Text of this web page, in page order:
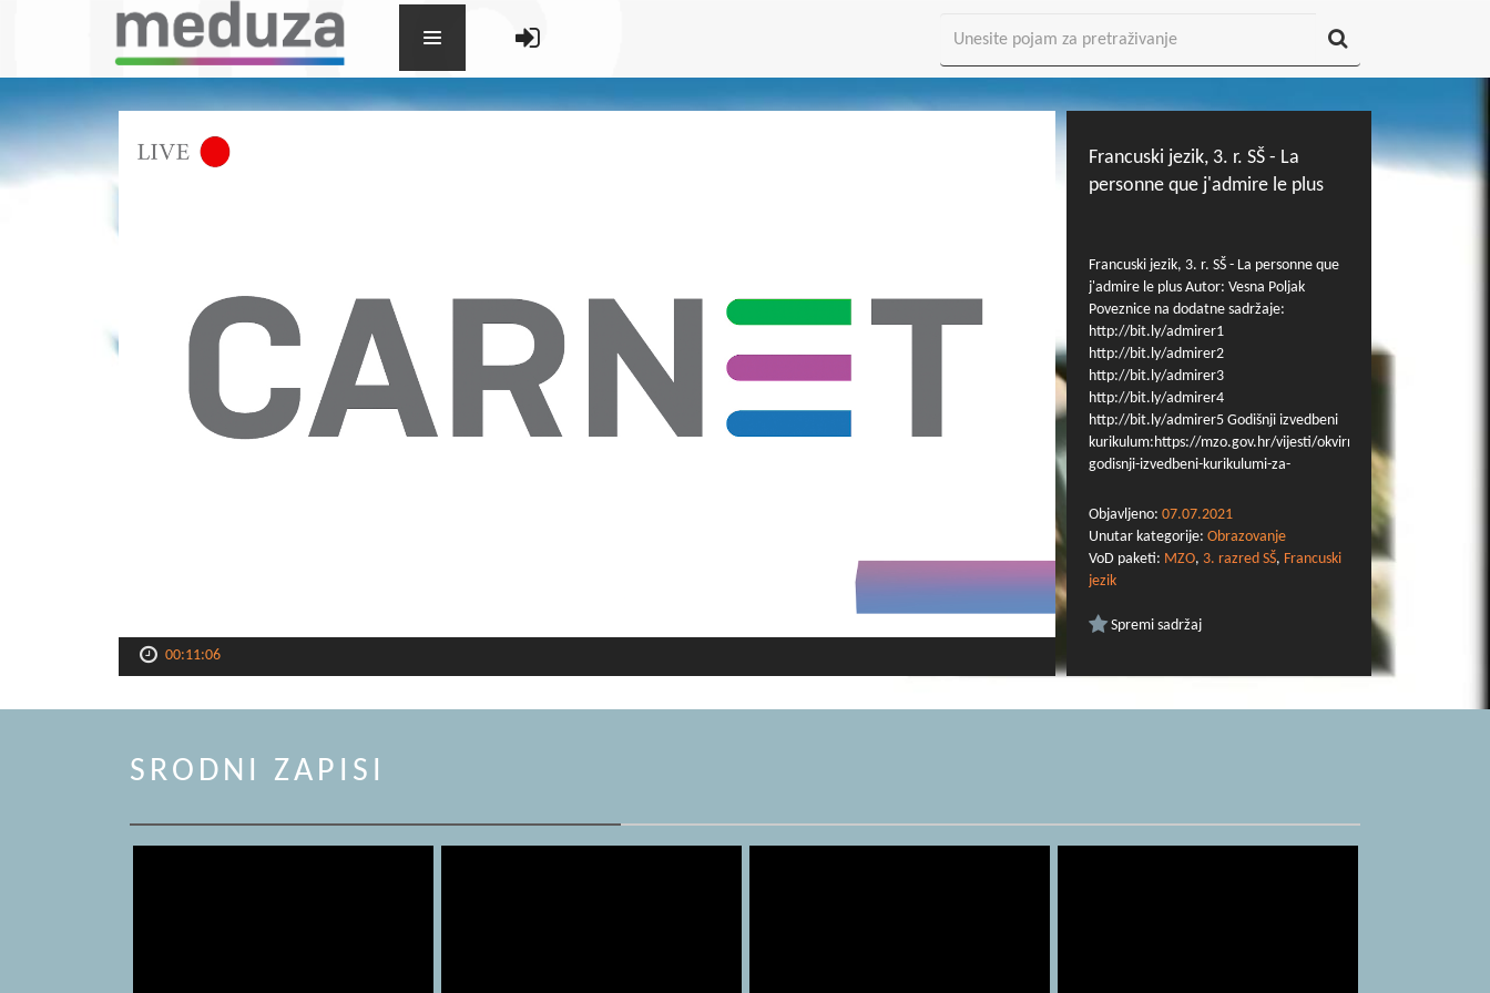
00:11:06
Francuski jezik, 3. r. SŠ - La
personne que j'admire le plus
Francuski jezik, 3. r. SŠ - La personne que
j'admire le plus Autor: Vesna Poljak
Poveznice na dodatne sadržaje:
http://bit.ly/admirer1
http://bit.ly/admirer2
http://bit.ly/admirer3
http://bit.ly/admirer4
http://bit.ly/admirer5 Godišnji izvedbeni
kurikulum:https://mzo.gov.hr/vijesti/okvirni-
godisnji-izvedbeni-kurikulumi-za-
Objavljeno: 07.07.2021
Unutar kategorije: Obrazovanje
VoD paketi: MZO, 3. razred SŠ, Francuski
jezik
Spremi sadržaj
SRODNI ZAPISI